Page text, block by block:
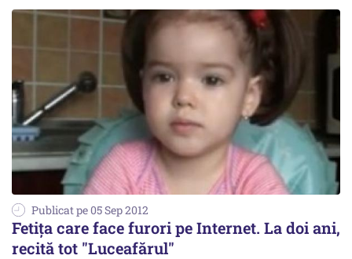
Publicat pe 05 Sep 2012
Fetița care face furori pe Internet. La doi ani,
recită tot "Luceafărul"